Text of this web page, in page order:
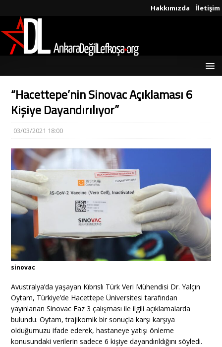
Hakkımızda İletişim
“Hacettepe’nin Sinovac Açıklaması 6
Kişiye Dayandırılıyor”
03/03/2021 18:00
sinovac
Avustralya’da yaşayan Kıbrıslı Türk Veri Mühendisi Dr. Yalçın
Oytam, Türkiye’de Hacettepe Üniversitesi tarafından
yayınlanan Sinovac Faz 3 çalışması ile ilgili açıklamalarda
bulundu. Oytam, trajikomik bir sonuçla karşı karşıya
olduğumuzu ifade ederek, hastaneye yatışı önleme
konusundaki verilerin sadece 6 kişiye dayandırıldığını söyledi.